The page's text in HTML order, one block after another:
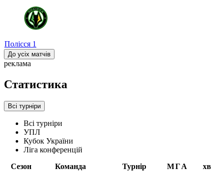
Полісся 1
До усіх матчів
реклама
Статистика
Всі турніри
Всі турніри
УПЛ
Кубок України
Ліга конференцій
Сезон
Команда Турнір МГА хв